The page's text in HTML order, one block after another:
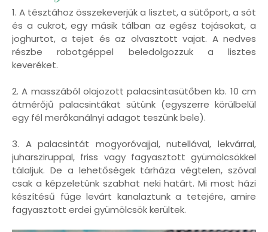
1. A tésztához összekeverjük a lisztet, a sütőport, a sót
és a cukrot, egy másik tálban az egész tojásokat, a
joghurtot, a tejet és az olvasztott vajat. A nedves
részbe robotgéppel beledolgozzuk a lisztes
keveréket.
2. A masszából olajozott palacsintasütőben kb. 10 cm
átmérőjű palacsintákat sütünk (egyszerre körülbelül
egy fél merőkanálnyi adagot teszünk bele).
3. A palacsintát mogyoróvajjal, nutellával, lekvárral,
juharsziruppal, friss vagy fagyasztott gyümölcsökkel
tálaljuk. De a lehetőségek tárháza végtelen, szóval
csak a képzeletünk szabhat neki határt. Mi most házi
készítésű füge levárt kanalaztunk a tetejére, amire
fagyasztott erdei gyümölcsök kerültek.